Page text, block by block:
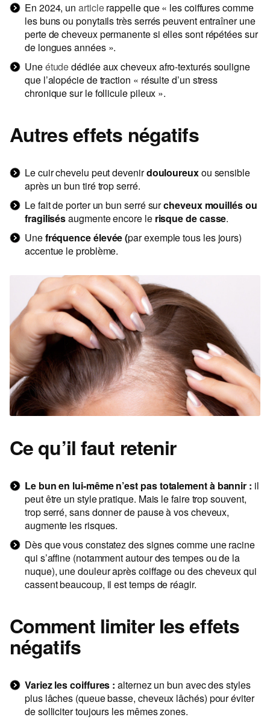
En 2024, unarticlerappelle que « les coiffures comme
les buns ou ponytails très serrés peuvent entraîner une
perte de cheveux permanente si elles sont répétées sur
de longues années ».
Uneétudedédiée aux cheveux afro-texturés souligne
que l’alopécie de traction « résulte d’un stress
chronique sur le follicule pileux ».
Autres effets négatifs
Le cuir chevelu peut devenirdouloureuxou sensible
après un bun tiré trop serré.
Le fait de porter un bun serré surcheveux mouillés ou
fragilisésaugmente encore le risque de casse.
Unefréquence élevée (par exemple tous les jours)
accentue le problème.
Ce qu’il faut retenir
Le bun en lui-même n’est pas totalement à bannir : il
peut être un style pratique. Mais le faire trop souvent,
trop serré, sans donner de pause à vos cheveux,
augmente les risques.
Dès que vous constatez des signes comme une racine
qui s’affine (notamment autour des tempes ou de la
nuque), une douleur après coiffage ou des cheveux qui
cassent beaucoup, il est temps de réagir.
Comment limiter les effets
négatifs
Variez les coiffures :alternez un bun avec des styles
plus lâches (queue basse, cheveux lâchés) pour éviter
de solliciter toujours les mêmes zones.